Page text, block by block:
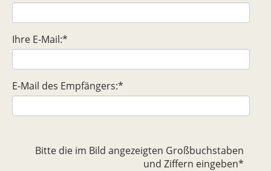
Ihre E-Mail:*
E-Mail des Empfängers:*
Bitte die im Bild angezeigten Großbuchstaben
und Ziffern eingeben*